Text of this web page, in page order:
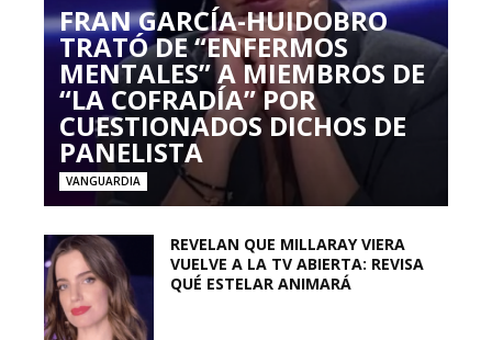
FRAN GARCÍA-HUIDOBRO
TRATÓ DE “ENFERMOS
MENTALES” A MIEMBROS DE
“LA COFRADÍA” POR
CUESTIONADOS DICHOS DE
PANELISTA
VANGUARDIA
REVELAN QUE MILLARAY VIERA
VUELVE A LA TV ABIERTA: REVISA
QUÉ ESTELAR ANIMARÁ